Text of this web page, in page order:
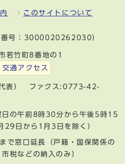
このサイトについて
番号：3000020262030）
若竹町8番地の1
交通アクセス
代表） ファクス:0773-42-
の午前8時30分から午後5時15
29日から1月3日を除く）
で窓口延長（戸籍・国保関係の
税などの納入のみ）